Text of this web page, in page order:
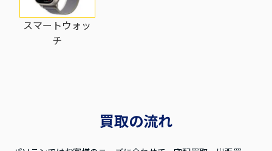
スマートウォッ
チ
買取の流れ